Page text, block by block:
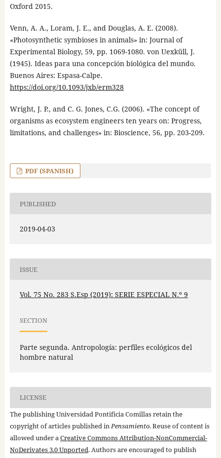
Oxford 2015.
Venn, A. A., Loram, J. E., and Douglas, A. E. (2008).
«Photosynthetic symbioses in animals» in: Journal of
Experimental Biology, 59, pp. 1069-1080. von Uexküll, J.
(1945). Ideas para una concepción biológica del mundo.
Buenos Aires: Espasa-Calpe.
https://doi.org/10.1093/jxb/erm328
Wright, J. P., and C. G. Jones, C.G. (2006). «The concept of
organisms as ecosystem engineers ten years on: Progress,
limitations, and challenges» in: Bioscience, 56, pp. 203-209.
PDF (SPANISH)
PUBLISHED
2019-04-03
ISSUE
Vol. 75 No. 283 S.Esp (2019): SERIE ESPECIAL N.º 9
SECTION
Parte segunda. Antropología: perfiles ecológicos del
hombre natural
LICENSE
The publishing Universidad Pontificia Comillas retain the
copyright of articles published in Pensamiento. Reuse of content is
allowed under a Creative Commons Attribution-NonCommercial-
NoDerivates 3.0 Unported. Authors are encouraged to publish